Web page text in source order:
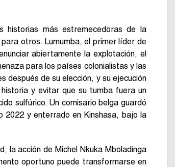
más estremecedoras de la
otros. Lumumba, el primer líder de
abiertamente la explotación, el
para los países colonialistas y las
después de su elección, y su ejecución
y evitar que su tumba fuera un
sulfúrico. Un comisario belga guardó
2022 y enterrado en Kinshasa, bajo la
la acción de Michel Nkuka Mboladinga
oportuno puede transformarse en